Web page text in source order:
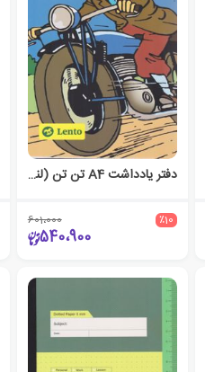
دفتر یادداشت A4 تن تن (لنتو)
٪10 601،000
540،900